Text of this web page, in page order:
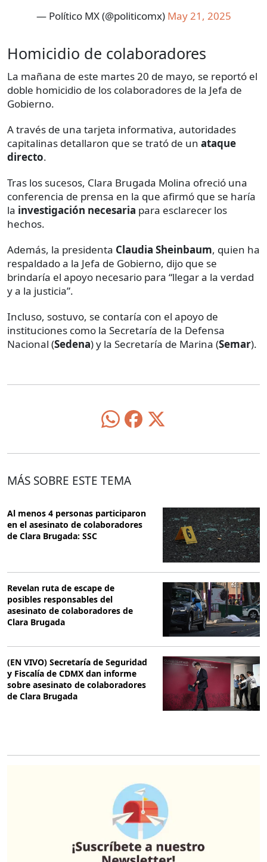
— Político MX (@politicomx) May 21, 2025
Homicidio de colaboradores
La mañana de este martes 20 de mayo, se reportó el
doble homicidio de los colaboradores de la Jefa de
Gobierno.
A través de una tarjeta informativa, autoridades
capitalinas detallaron que se trató de un ataque
directo.
Tras los sucesos, Clara Brugada Molina ofreció una
conferencia de prensa en la que afirmó que se haría
la investigación necesaria para esclarecer los
hechos.
Además, la presidenta Claudia Sheinbaum, quien ha
respaldado a la Jefa de Gobierno, dijo que se
brindaría el apoyo necesario para “llegar a la verdad
y a la justicia”.
Incluso, sostuvo, se contaría con el apoyo de
instituciones como la Secretaría de la Defensa
Nacional (Sedena) y la Secretaría de Marina (Semar).
MÁS SOBRE ESTE TEMA
Al menos 4 personas participaron
en el asesinato de colaboradores
de Clara Brugada: SSC
Revelan ruta de escape de
posibles responsables del
asesinato de colaboradores de
Clara Brugada
(EN VIVO) Secretaría de Seguridad
y Fiscalía de CDMX dan informe
sobre asesinato de colaboradores
de Clara Brugada